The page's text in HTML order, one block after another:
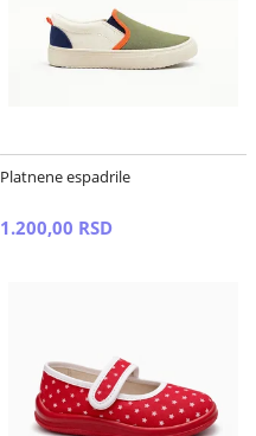
Platnene espadrile
1.200,00 RSD